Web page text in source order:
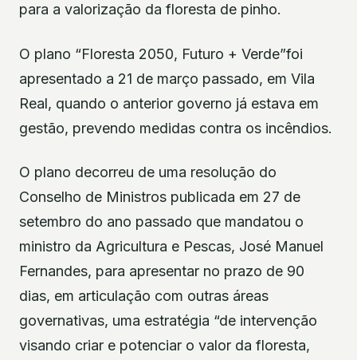
para a valorização da floresta de pinho.
O plano “Floresta 2050, Futuro + Verde”foi
apresentado a 21 de março passado, em Vila
Real, quando o anterior governo já estava em
gestão, prevendo medidas contra os incêndios.
O plano decorreu de uma resolução do
Conselho de Ministros publicada em 27 de
setembro do ano passado que mandatou o
ministro da Agricultura e Pescas, José Manuel
Fernandes, para apresentar no prazo de 90
dias, em articulação com outras áreas
governativas, uma estratégia “de intervenção
visando criar e potenciar o valor da floresta,